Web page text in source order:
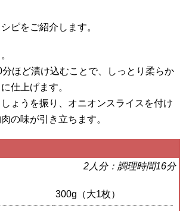
ピをご紹介します。
ほど漬け込むことで、しっとり柔らか
仕上げます。
ょうを振り、オニオンスライスを付け
の味が引き立ちます。
2人分：調理時間16分
300g（大1枚）